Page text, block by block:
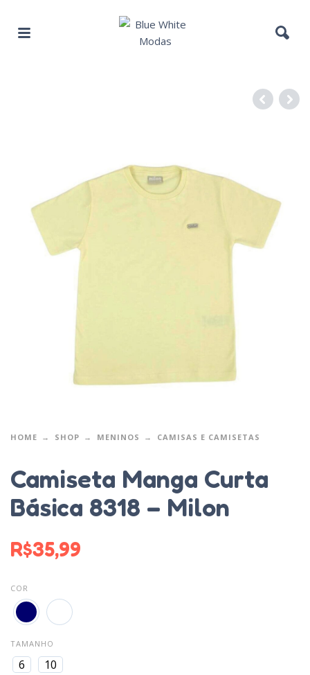
HOME SHOP MENINOS CAMISAS E CAMISETAS
Camiseta Manga Curta
Básica 8318 – Milon
R$35,99
COR
TAMANHO
6 10